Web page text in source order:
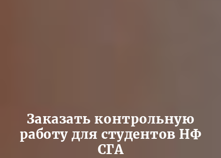
Заказать контрольную
работу для студентов НФ
СГА